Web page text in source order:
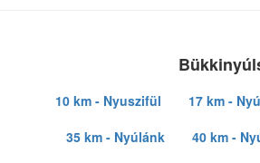
10 km - Nyuszifül 17 km -
35 km - Nyúlánk
40 km -